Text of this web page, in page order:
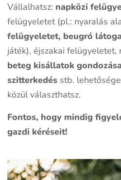
Vállalhatsz: napközi
felügyeletet (pl.: nyaralás
felügyeletet, beugró
játék), éjszakai
beteg kisállatok gondozása
szitterkedés stb.
közül választhatsz.
Fontos, hogy mindig
gazdi kéréseit!